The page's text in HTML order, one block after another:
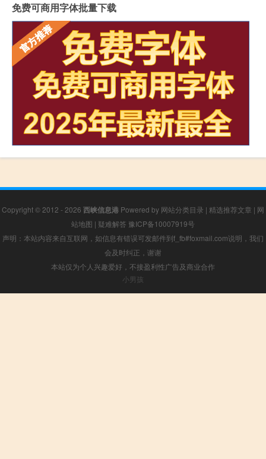
免费可商用字体批量下载
Copyright © 2012 - 2026 西峡信息港 Powered by 网站分类目录 | 精选推荐文章 | 网
站地图 | 疑难解答 豫ICP备10007919号
声明：本站内容来自互联网，如信息有错误可发邮件到f_fb#foxmail.com说明，我们
会及时纠正，谢谢
本站仅为个人兴趣爱好，不接盈利性广告及商业合作
小男孩